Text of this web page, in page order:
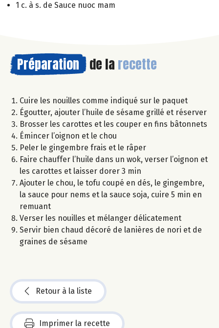
1 c. à s. de Sauce nuoc mam
Préparation de la recette
Cuire les nouilles comme indiqué sur le paquet
Égoutter, ajouter l’huile de sésame grillé et réserver
Brosser les carottes et les couper en fins bâtonnets
Émincer l’oignon et le chou
Peler le gingembre frais et le râper
Faire chauffer l’huile dans un wok, verser l’oignon et
les carottes et laisser dorer 3 min
Ajouter le chou, le tofu coupé en dés, le gingembre,
la sauce pour nems et la sauce soja, cuire 5 min en
remuant
Verser les nouilles et mélanger délicatement
Servir bien chaud décoré de lanières de nori et de
graines de sésame
Retour à la liste
Imprimer la recette